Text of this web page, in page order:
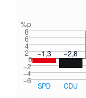
%p
8
6
4
2
0
−2
−4
−6
−1,3
−2,8
SPD CDU